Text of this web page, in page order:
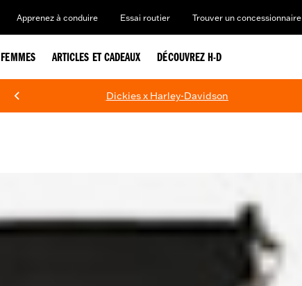
Apprenez à conduire Essai routier Trouver un concessionnaire
FEMMES ARTICLES ET CADEAUX DÉCOUVREZ H-D
Dickies x Harley-Davidson